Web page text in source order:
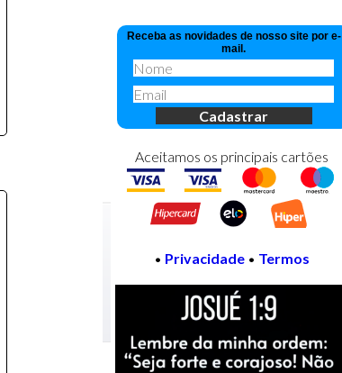
Receba as novidades de nosso site por e-
mail.
Aceitamos os principais cartões
• Privacidade • Termos